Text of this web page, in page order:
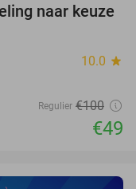
51%
naar keuze
10.0 star
Regulier €100
€49